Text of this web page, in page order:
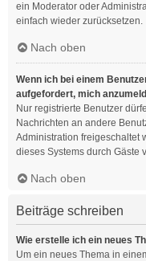
ein Moderator oder
einfach wieder zurücksetzen.
Nach oben
Wenn ich bei einem
aufgefordert, mich
Nur registrierte Benutzer
Nachrichten an andere
Administration freigeschaltet
dieses Systems durch Gäste
Nach oben
Beiträge schreiben
Wie erstelle ich ein neues
Um ein neues Thema in